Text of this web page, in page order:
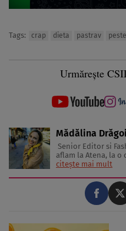
Tags: crap dieta pastrav peste
Urmărește
Mădălina
Senior Editor si Fashion Stylist
aflam la Atena, la
frumuseţe şi
Multe dintre ele
revistelor pentru ...
citește mai mult